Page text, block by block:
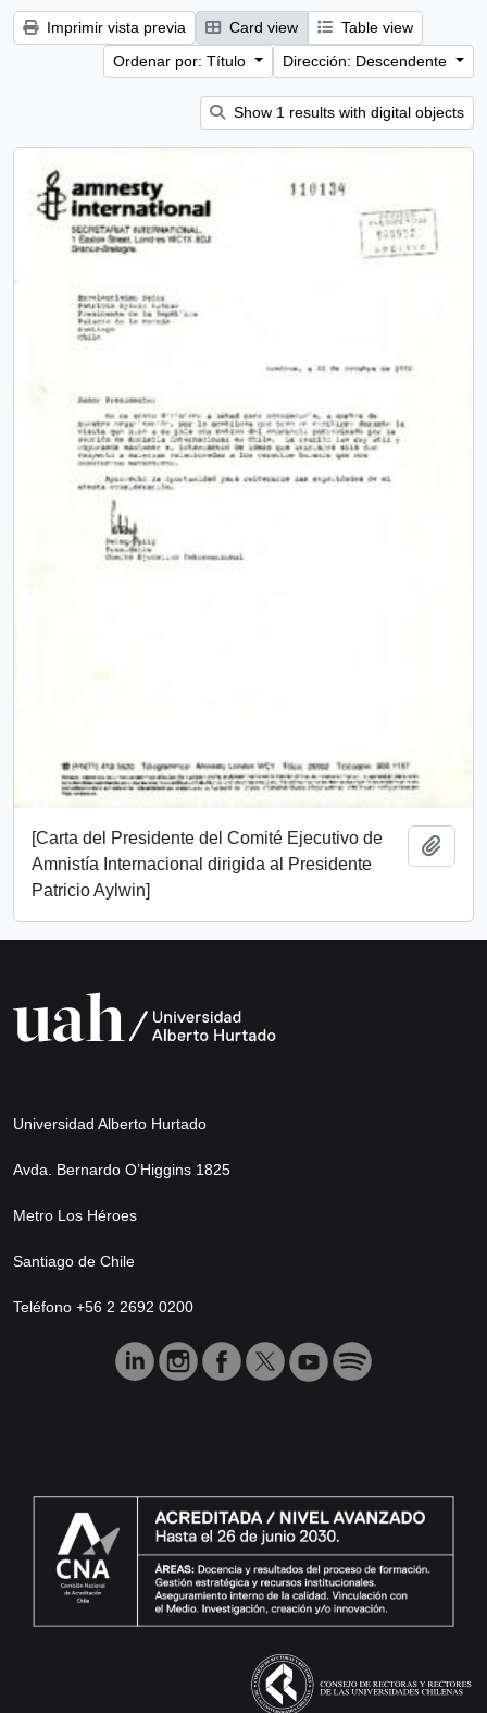
Imprimir vista previa Card view
Table view
Ordenar por: Título
Dirección: Descendente
Show 1 results with digital objects
[Carta del Presidente del Comité Ejecutivo de
Amnistía Internacional dirigida al Presidente
Patricio Aylwin]
Universidad Alberto Hurtado
Avda. Bernardo O’Higgins 1825
Metro Los Héroes
Santiago de Chile
Teléfono +56 2 2692 0200